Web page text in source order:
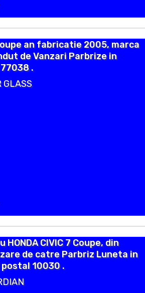
an fabricatie 2005, marca
de Vanzari Parbrize in
77038 .
HONDA CIVIC 7 Coupe, din
de catre Parbriz Luneta in
postal 10030 .